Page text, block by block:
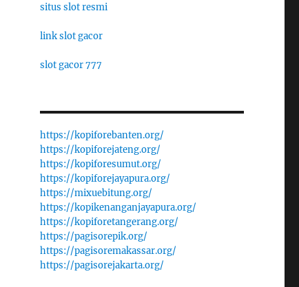
situs slot resmi
link slot gacor
slot gacor 777
https://kopiforebanten.org/
https://kopiforejateng.org/
https://kopiforesumut.org/
https://kopiforejayapura.org/
https://mixuebitung.org/
https://kopikenanganjayapura.org/
https://kopiforetangerang.org/
https://pagisorepik.org/
https://pagisoremakassar.org/
https://pagisorejakarta.org/